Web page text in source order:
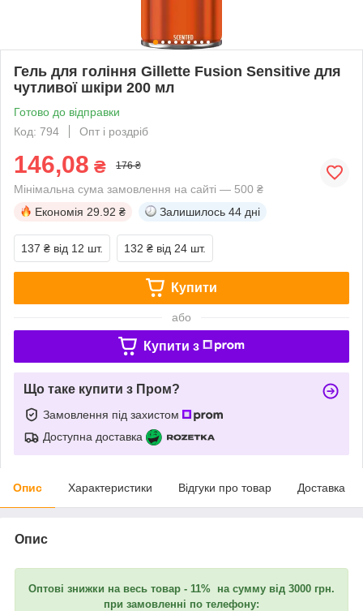
Гель для гоління Gillette Fusion Sensitive для
чутливої шкіри 200 мл
Готово до відправки
Код: 794
Опт і роздріб
146,08 ₴ 176 ₴
Мінімальна сума замовлення на сайті — 500 ₴
Економія 29.92 ₴ Залишилось 44 дні
137 ₴ від 12 шт. 132 ₴ від 24 шт.
Купити
або
Купити з
Що таке купити з Пром?
Замовлення під захистом
Доступна доставка
Опис Характеристики Відгуки про товар Доставка
Опис
Оптові знижки на весь товар - 11% на сумму від 3000 грн.
при замовленні по телефону: